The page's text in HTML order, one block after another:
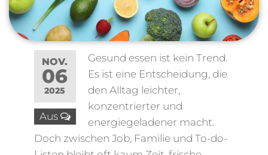
NOV.
06
2025
Aus
Gesund essen ist kein Trend.
Es ist eine Entscheidung, die
den Alltag leichter,
konzentrierter und
energiegeladener macht.
Doch zwischen Job, Familie und To-do-